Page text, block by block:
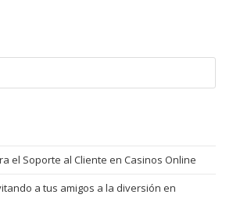
el Soporte al Cliente en Casinos Online
a tus amigos a la diversión en